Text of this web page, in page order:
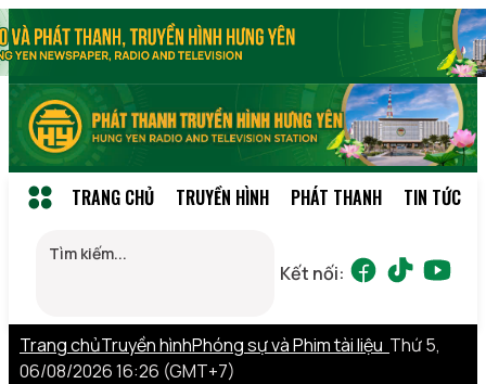
TRANG CHỦ TRUYỀN HÌNH PHÁT THANH TIN TỨC
Kết nối:
Trang chủTruyền hìnhPhóng sự và Phim tài liệu Thứ 5,
06/08/2026 16:26 (GMT+7)